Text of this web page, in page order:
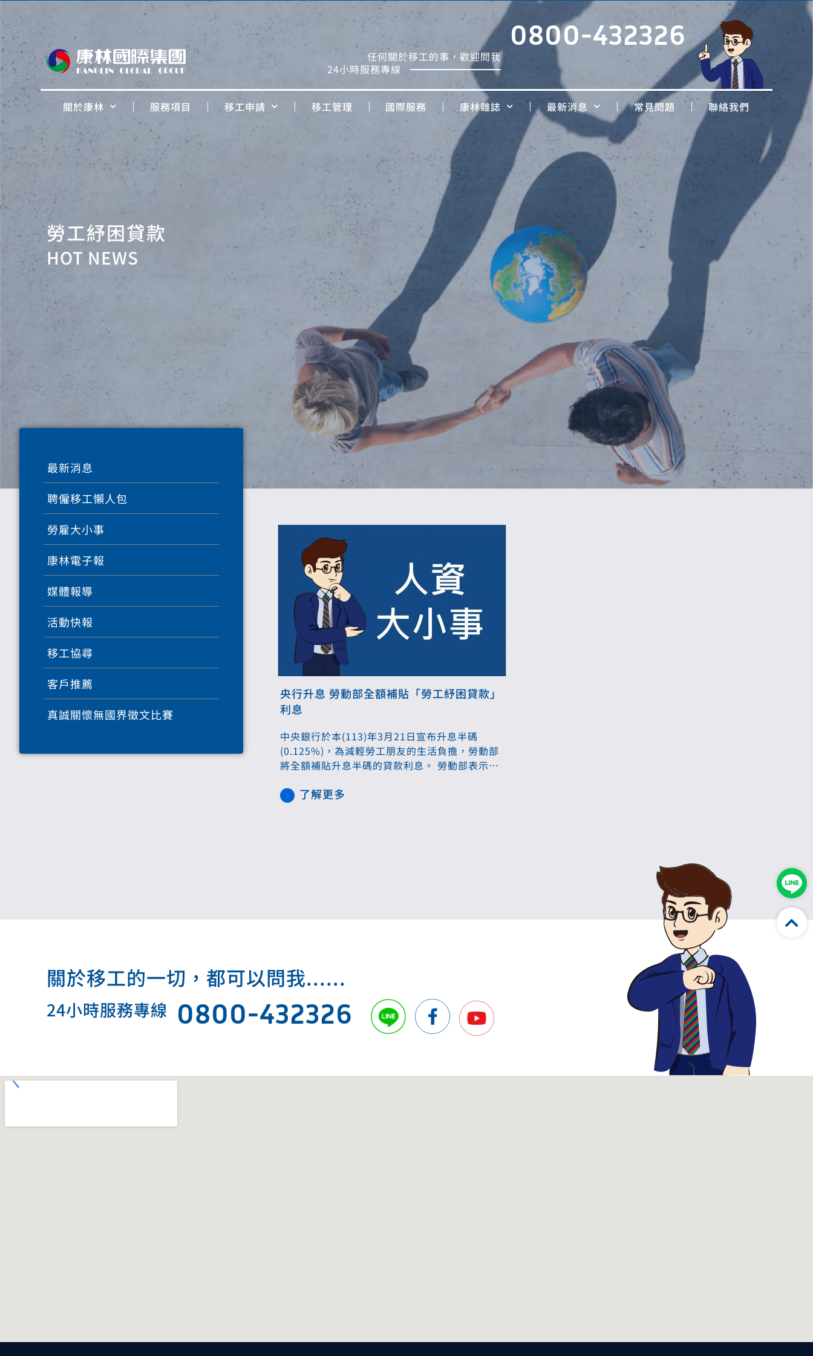
任何關於移工的事，歡迎問我
24小時服務專線
0800-432326
關於康林 服務項目 移工申請 移工管理 國際服務 康林雜誌 最新消息 常見問題 聯絡我們
勞工紓困貸款
HOT NEWS
最新消息
聘僱移工懶人包
勞雇大小事
康林電子報
媒體報導
活動快報
移工協尋
客戶推薦
真誠關懷無國界徵文比賽
央行升息 勞動部全額補貼「勞工紓困貸款」
利息
中央銀行於本(113)年3月21日宣布升息半碼
(0.125%)，為減輕勞工朋友的生活負擔，勞動部
將全額補貼升息半碼的貸款利息。 勞動部表示，
為減低疫情對勞工生計之衝擊，勞動部開辦「勞
了解更多
關於移工的一切，都可以問我......
24小時服務專線 0800-432326